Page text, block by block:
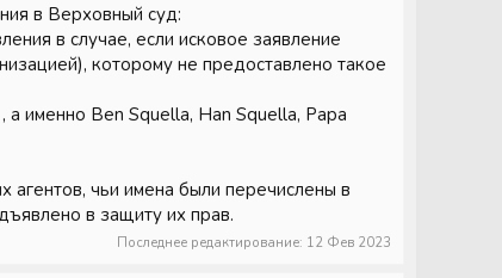
в Верховный суд:
в случае, если исковое заявление
которому не предоставлено такое
а именно Ben Squella, Han Squella, Papa
чьи имена были перечислены в
в защиту их прав.
Последнее редактирование: 12 Фев 2023